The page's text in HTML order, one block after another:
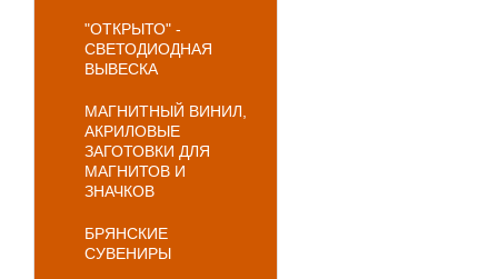
"ОТКРЫТО" -
СВЕТОДИОДНАЯ
ВЫВЕСКА
МАГНИТНЫЙ ВИНИЛ,
АКРИЛОВЫЕ
ЗАГОТОВКИ ДЛЯ
МАГНИТОВ И
ЗНАЧКОВ
БРЯНСКИЕ
СУВЕНИРЫ